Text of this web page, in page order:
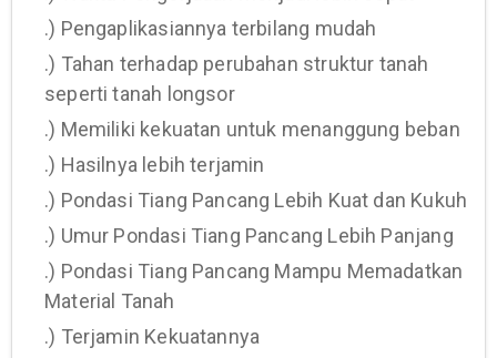
.) Pengaplikasiannya terbilang mudah
.) Tahan terhadap perubahan struktur tanah
seperti tanah longsor
.) Memiliki kekuatan untuk menanggung beban
.) Hasilnya lebih terjamin
.) Pondasi Tiang Pancang Lebih Kuat dan Kukuh
.) Umur Pondasi Tiang Pancang Lebih Panjang
.) Pondasi Tiang Pancang Mampu Memadatkan
Material Tanah
.) Terjamin Kekuatannya